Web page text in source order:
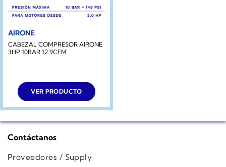
AIRONE
CABEZAL COMPRESOR AIRONE
3HP 10BAR 12.9CFM
VER PRODUCTO
Contáctanos
Proveedores / Supply